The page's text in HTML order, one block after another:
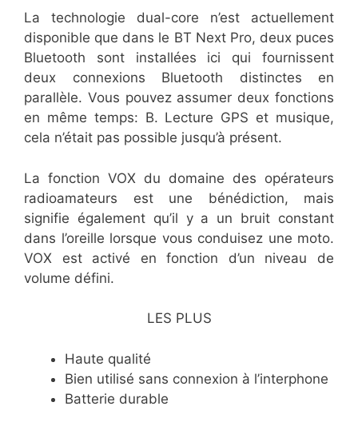
La technologie dual-core n’est actuellement
disponible que dans le BT Next Pro, deux puces
Bluetooth sont installées ici qui fournissent
deux connexions Bluetooth distinctes en
parallèle. Vous pouvez assumer deux fonctions
en même temps: B. Lecture GPS et musique,
cela n’était pas possible jusqu’à présent.
La fonction VOX du domaine des opérateurs
radioamateurs est une bénédiction, mais
signifie également qu’il y a un bruit constant
dans l’oreille lorsque vous conduisez une moto.
VOX est activé en fonction d’un niveau de
volume défini.
LES PLUS
​Haute qualité
​Bien utilisé sans connexion à l’interphone
​Batterie durable